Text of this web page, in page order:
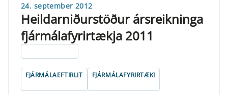
24. september 2012
Heildarniðurstöður ársreikninga
fjármálafyrirtækja 2011
FJÁRMÁLAEFTIRLIT FJÁRMÁLAFYRIRTÆKI